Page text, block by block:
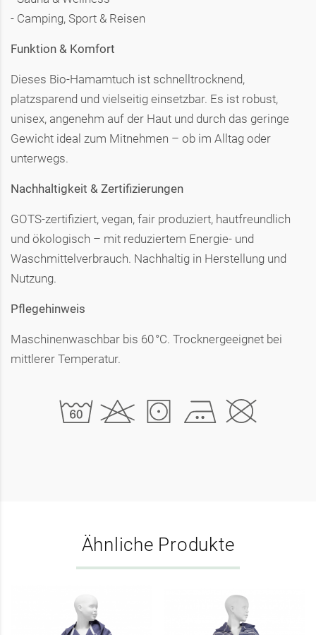
- Camping, Sport & Reisen
Funktion & Komfort
Dieses Bio-Hamamtuch ist schnelltrocknend,
platzsparend und vielseitig einsetzbar. Es ist robust,
unisex, angenehm auf der Haut und durch das geringe
Gewicht ideal zum Mitnehmen – ob im Alltag oder
unterwegs.
Nachhaltigkeit & Zertifizierungen
GOTS-zertifiziert, vegan, fair produziert, hautfreundlich
und ökologisch – mit reduziertem Energie- und
Waschmittelverbrauch. Nachhaltig in Herstellung und
Nutzung.
Pflegehinweis
Maschinenwaschbar bis 60 °C. Trocknergeeignet bei
mittlerer Temperatur.
Ähnliche Produkte